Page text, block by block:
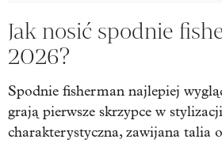
Jak nosić spodnie
2026?
Spodnie fisherman najlepiej
grają pierwsze skrzypce w
charakterystyczna, zawijana talia